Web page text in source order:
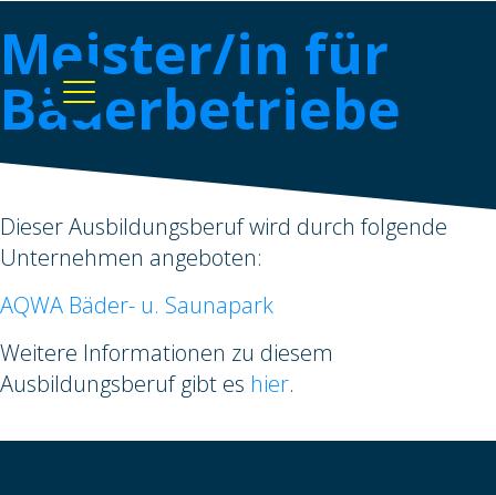
Meister/in für
Bäderbetriebe
Dieser Ausbildungsberuf wird durch folgende
Unternehmen angeboten:
AQWA Bäder- u. Saunapark
Weitere Informationen zu diesem
Ausbildungsberuf gibt es hier.